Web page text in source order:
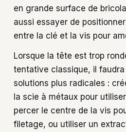
en grande surface de
aussi essayer de
entre la clé et la vis pour
Lorsque la tête est trop
tentative classique, il
solutions plus radicales :
la scie à métaux pour
percer le centre de la vis
filetage, ou utiliser un